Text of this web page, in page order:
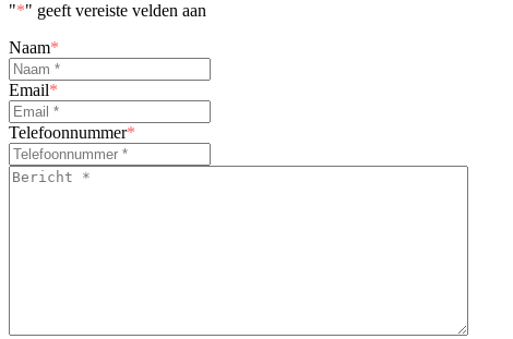
"*" geeft vereiste velden aan
Naam*
Email*
Telefoonnummer*
Bericht